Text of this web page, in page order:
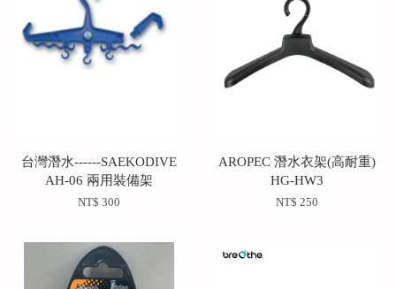
台灣潛水------SAEKODIVE
AH-06 兩用裝備架
NT$ 300
AROPEC 潛水衣架(高耐重)
HG-HW3
NT$ 250